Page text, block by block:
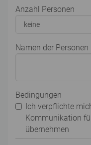
Anzahl Personen
Namen der
Bedingungen
Ich verpflichte
Kommunikation
übernehmen